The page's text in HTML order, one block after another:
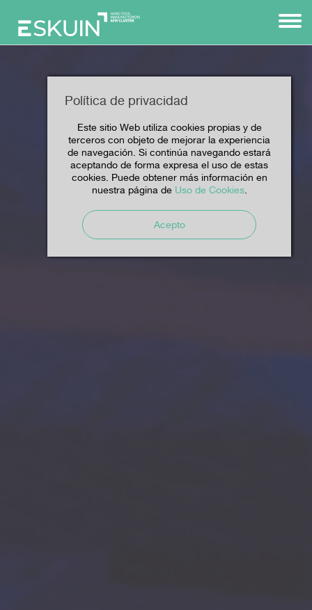
Política de privacidad
Este sitio Web utiliza cookies propias y de
terceros con objeto de mejorar la experiencia
de navegación. Si continúa navegando estará
aceptando de forma expresa el uso de estas
cookies. Puede obtener más información en
nuestra página de Uso de Cookies.
Acepto